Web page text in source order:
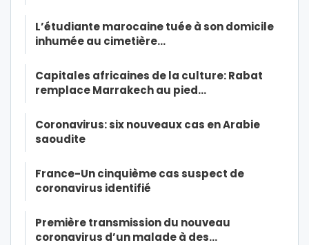
L’étudiante marocaine tuée à son domicile
inhumée au cimetière…
Capitales africaines de la culture: Rabat
remplace Marrakech au pied…
Coronavirus: six nouveaux cas en Arabie
saoudite
France-Un cinquième cas suspect de
coronavirus identifié
Première transmission du nouveau
coronavirus d’un malade à des…